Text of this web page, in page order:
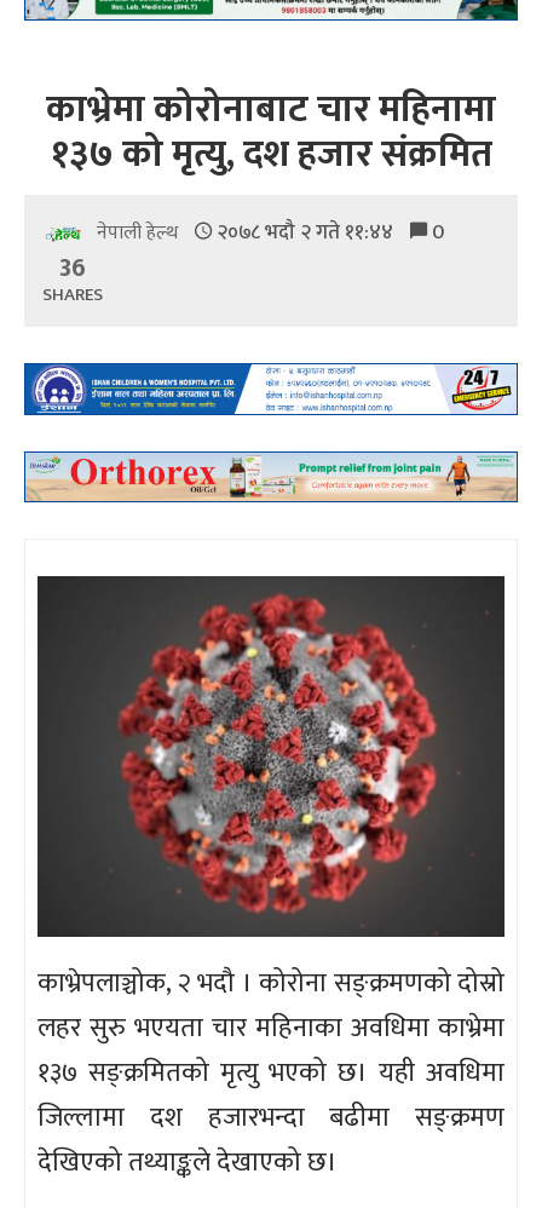
काभ्रेमा कोरोनाबाट चार महिनामा
१३७ को मृत्यु, दश हजार संक्रमित
नेपाली हेल्थ २०७८ भदौ २ गते ११:४४ 0
36
SHARES
काभ्रेपलाञ्चोक, २ भदौ । कोरोना सङ्क्रमणको दोस्रो
लहर सुरु भएयता चार महिनाका अवधिमा काभ्रेमा
१३७ सङ्क्रमितको मृत्यु भएको छ। यही अवधिमा
जिल्लामा दश हजारभन्दा बढीमा सङ्क्रमण
देखिएको तथ्याङ्कले देखाएको छ।